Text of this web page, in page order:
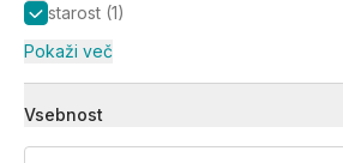
starost (1)
Pokaži več
Vsebnost